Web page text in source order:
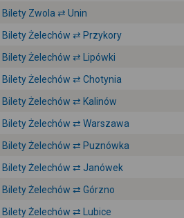
Bilety Zwola ⇄ Unin
Bilety Żelechów ⇄ Przykory
Bilety Żelechów ⇄ Lipówki
Bilety Żelechów ⇄ Chotynia
Bilety Żelechów ⇄ Kalinów
Bilety Żelechów ⇄ Warszawa
Bilety Żelechów ⇄ Puznówka
Bilety Żelechów ⇄ Janówek
Bilety Żelechów ⇄ Górzno
Bilety Żelechów ⇄ Lubice